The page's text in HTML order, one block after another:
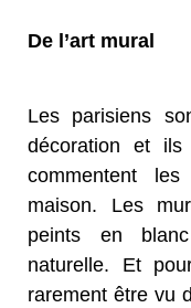
De l’art mural
Les parisiens
décoration et ils
commentent
maison. Les
peints en
naturelle. Et
rarement être vu